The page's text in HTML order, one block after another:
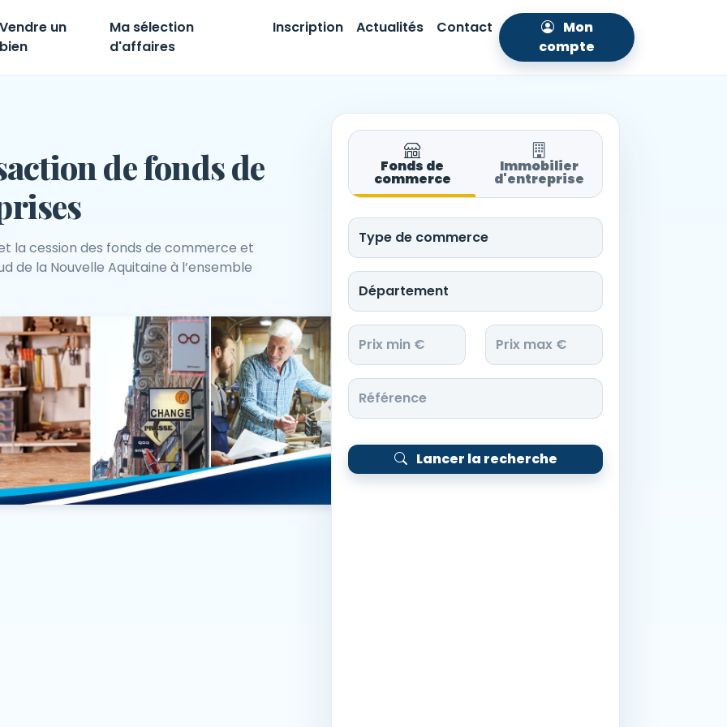
Vendre un
bien
Ma sélection
d'affaires
Inscription Actualités Contact
Mon
compte
de fonds de
la cession des fonds de commerce et
de la Nouvelle Aquitaine à l’ensemble
Fonds de
commerce
Immobilier
d'entreprise
Lancer la recherche